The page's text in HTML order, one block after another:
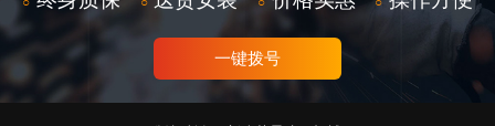
一键拨号